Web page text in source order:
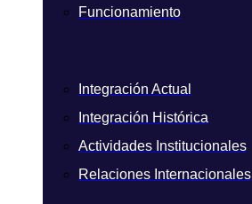
Funcionamiento
Integración Actual
Integración Histórica
Actividades Institucionales
Relaciones Internacionales